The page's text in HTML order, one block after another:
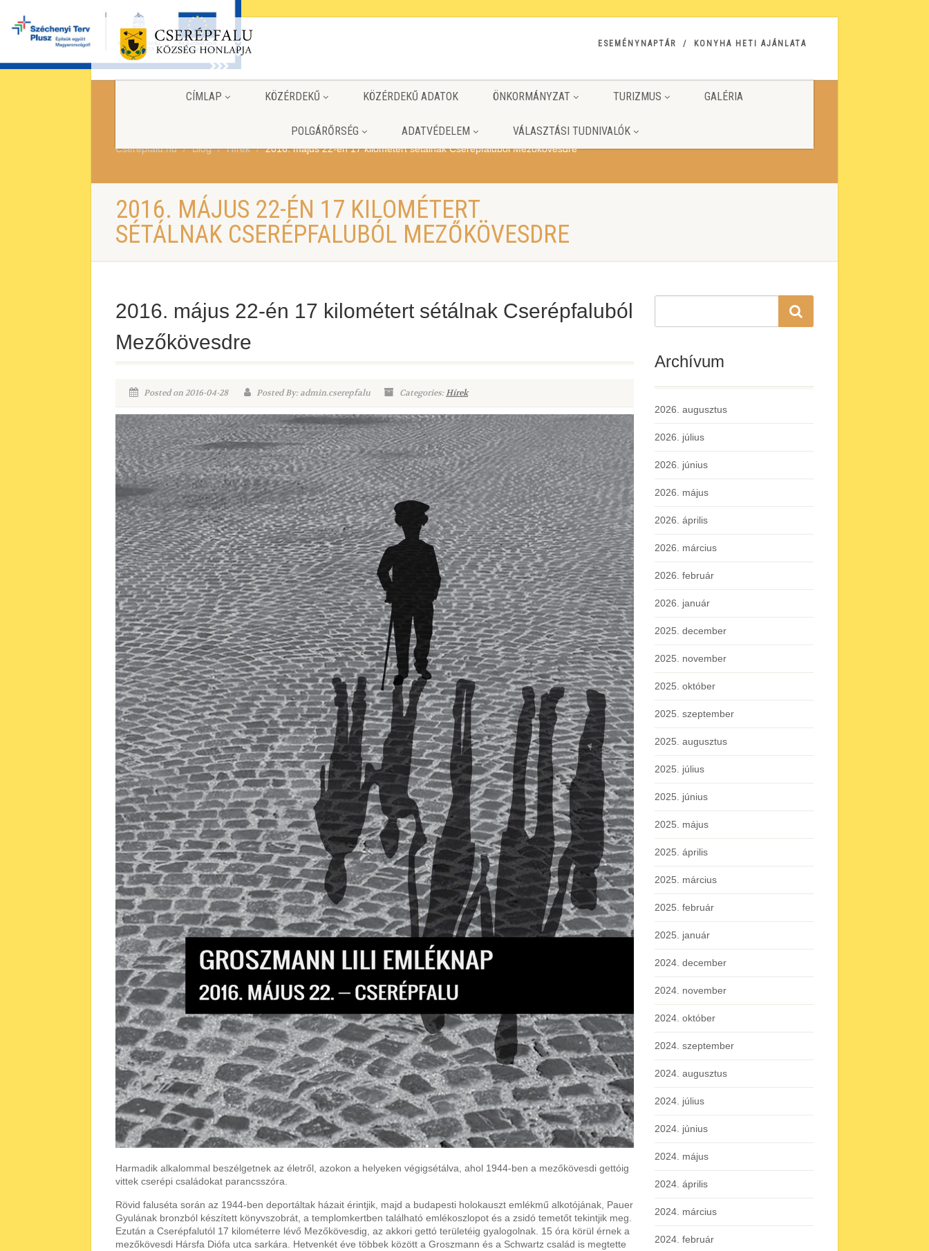
ESEMÉNYNAPTÁR KONYHA HETI AJÁNLATA
CÍMLAP KÖZÉRDEKŰ KÖZÉRDEKŰ ADATOK ÖNKORMÁNYZAT TURIZMUS GALÉRIA
POLGÁRŐRSÉG ADATVÉDELEM VÁLASZTÁSI TUDNIVALÓK
Cserepfalu.hu Blog Hírek 2016. május 22-én 17 kilométert sétálnak Cserépfaluból Mezőkövesdre
2016. MÁJUS 22-ÉN 17 KILOMÉTERT
SÉTÁLNAK CSERÉPFALUBÓL MEZŐKÖVESDRE
2016. május 22-én 17 kilométert sétálnak Cserépfaluból
Mezőkövesdre
Posted on 2016-04-28 Posted By: admin.cserepfalu Categories:Hírek
Harmadik alkalommal beszélgetnek az életről, azokon a helyeken végigsétálva, ahol 1944-ben a mezőkövesdi gettóig
vittek cserépi családokat parancsszóra.
Rövid faluséta során az 1944-ben deportáltak házait érintjik, majd a budapesti holokauszt emlékmű alkotójának, Pauer
Gyulának bronzból készített könyvszobrát, a templomkertben található emlékoszlopot és a zsidó temetőt tekintjik meg.
Ezután a Cserépfalutól 17 kilométerre lévő Mezőkövesdig, az akkori gettó területéig gyalogolnak. 15 óra körül érnek a
mezőkövesdi Hársfa Diófa utca sarkára. Hetvenkét éve többek között a Groszmann és a Schwartz család is megtette
Archívum
2026. augusztus
2026. július
2026. június
2026. május
2026. április
2026. március
2026. február
2026. január
2025. december
2025. november
2025. október
2025. szeptember
2025. augusztus
2025. július
2025. június
2025. május
2025. április
2025. március
2025. február
2025. január
2024. december
2024. november
2024. október
2024. szeptember
2024. augusztus
2024. július
2024. június
2024. május
2024. április
2024. március
2024. február